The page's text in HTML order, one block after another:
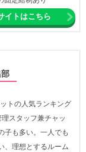
イトはこちら
トの人気ランキング
スタッフ兼チャッ
子も多い。一人でも
、理想とするルーム